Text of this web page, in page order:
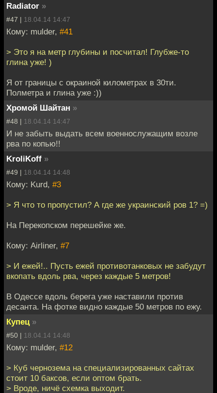
Radiator »
#47 | 18.04.14 14:47
Кому: mulder, #41
> Это я на метр глубины и посчитал! Глубже-то
глина уже! )
Я от границы с окраиной километрах в 30ти.
Полметра и глина уже :))
Хромой Шайтан »
#48 | 18.04.14 14:47
И не забыть выдать всем военнослужащим возле
рва по копью!!
KroliKoff »
#49 | 18.04.14 14:48
Кому: Kurd, #3
> Я что то пропустил? А где же украинский ров 1? =)
На Перекопском перешейке же.
Кому: Airliner, #7
> И ежей!.. Пусть ежей противотанковых не забудут
вкопать вдоль рва, через каждые 5 метров!
В Одессе вдоль берега уже наставили против
десанта. На фотке видно каждые 50 метров по ежу.
Купец »
#50 | 18.04.14 14:48
Кому: mulder, #12
> Куб чернозема на специализированных сайтах
стоит 10 баксов, если оптом брать.
> Вроде, ничё схемка выходит.